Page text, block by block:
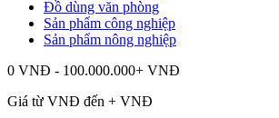
Đồ dùng văn phòng
Sản phẩm công nghiệp
Sản phẩm nông nghiệp
0 VNĐ - 100.000.000+ VNĐ
Giá từ VNĐ đến + VNĐ